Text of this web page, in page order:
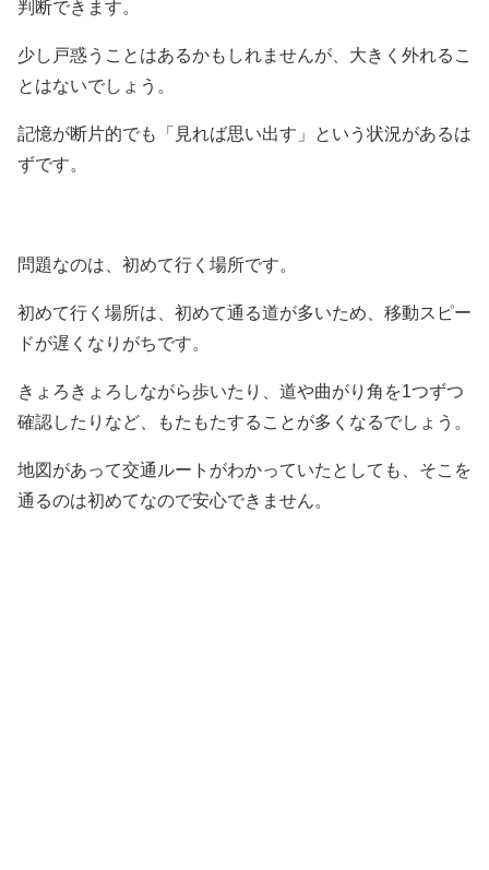
判断できます。
少し戸惑うことはあるかもしれませんが、大きく外れるこ
とはないでしょう。
記憶が断片的でも「見れば思い出す」という状況があるは
ずです。
問題なのは、初めて行く場所です。
初めて行く場所は、初めて通る道が多いため、移動スピー
ドが遅くなりがちです。
きょろきょろしながら歩いたり、道や曲がり角を1つずつ
確認したりなど、もたもたすることが多くなるでしょう。
地図があって交通ルートがわかっていたとしても、そこを
通るのは初めてなので安心できません。